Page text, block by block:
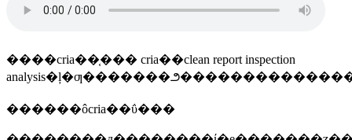
����cria��֤��� cria��clean report inspection
������ôcria��ΰ���